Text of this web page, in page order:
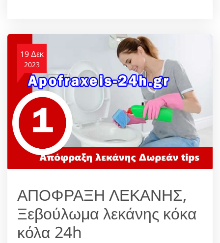
19 Δεκ
2023
ΑΠΟΦΡΑΞΗ ΛΕΚΑΝΗΣ,
Ξεβούλωμα λεκάνης κόκα
κόλα 24h